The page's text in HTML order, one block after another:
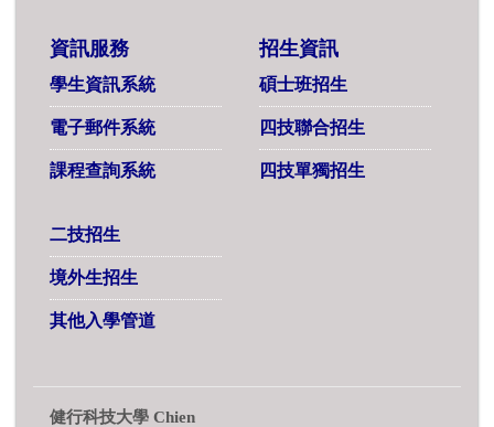
資訊服務
學生資訊系統
電子郵件系統
課程查詢系統
招生資訊
碩士班招生
四技聯合招生
四技單獨招生
二技招生
境外生招生
其他入學管道
健行科技大學 Chien